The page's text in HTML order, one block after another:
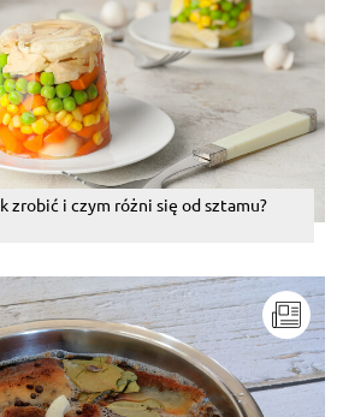
zrobić i czym różni się od sztamu?